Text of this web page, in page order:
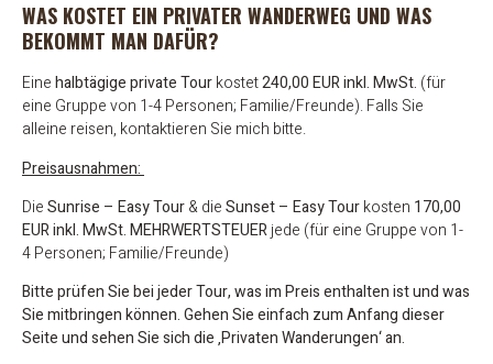
WAS KOSTET EIN PRIVATER WANDERWEG UND WAS
BEKOMMT MAN DAFÜR?
Einehalbtägige private Tourkostet240,00 EUR inkl. MwSt. (für
eine Gruppe von 1-4 Personen; Familie/Freunde). Falls Sie
alleine reisen, kontaktieren Sie mich bitte.
Preisausnahmen:
DieSunrise – Easy Tour& dieSunset – Easy Tourkosten 170,00
EUR inkl. MwSt. MEHRWERTSTEUERjede (für eine Gruppe von 1-
4 Personen; Familie/Freunde)
Bitte prüfen Sie bei jeder Tour, was im Preis enthalten ist und was
Sie mitbringen können.Gehen Sie einfach zum Anfang dieser
Seite und sehen Sie sich die ‚Privaten Wanderungen‘ an.